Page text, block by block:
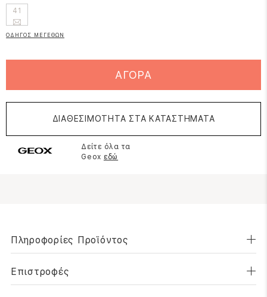
41
ΟΔΗΓΟΣ ΜΕΓΕΘΩΝ
ΑΓΟΡΑ
ΔΙΑΘΕΣΙΜΟΤΗΤΑ ΣΤΑ ΚΑΤΑΣΤΗΜΑΤΑ
Δείτε όλα τα
Geox εδώ
Πληροφορίες Προϊόντος
Επιστροφές